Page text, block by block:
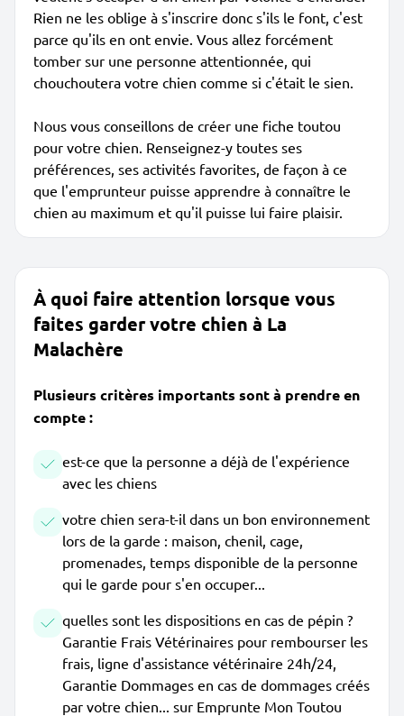
Rien ne les oblige à s'inscrire donc s'ils le font, c'est
parce qu'ils en ont envie. Vous allez forcément
tomber sur une personne attentionnée, qui
chouchoutera votre chien comme si c'était le sien.
Nous vous conseillons de créer une fiche toutou
pour votre chien. Renseignez-y toutes ses
préférences, ses activités favorites, de façon à ce
que l'emprunteur puisse apprendre à connaître le
chien au maximum et qu'il puisse lui faire plaisir.
À quoi faire attention lorsque vous
faites garder votre chien à La
Malachère
Plusieurs critères importants sont à prendre en
compte :
est-ce que la personne a déjà de l'expérience
avec les chiens
votre chien sera-t-il dans un bon environnement
lors de la garde : maison, chenil, cage,
promenades, temps disponible de la personne
qui le garde pour s'en occuper...
quelles sont les dispositions en cas de pépin ?
Garantie Frais Vétérinaires pour rembourser les
frais, ligne d'assistance vétérinaire 24h/24,
Garantie Dommages en cas de dommages créés
par votre chien... sur Emprunte Mon Toutou